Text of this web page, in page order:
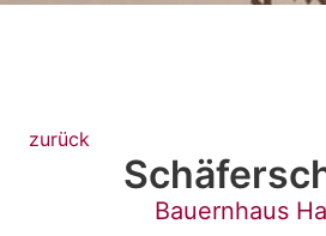
zurück
Bauernhaus